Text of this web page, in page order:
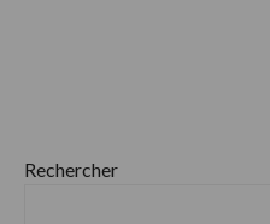
Rechercher